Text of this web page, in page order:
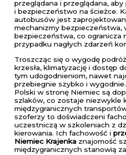
przeglądana i przeglądana,
i bezpieczeństwo na ścieżce.
autobusów jest
mechanizmy bezpieczeństwa,
bezpieczeństwa, co ogranicza
przypadku nagłych zdarzeń
Troszcząc się o wygodę
krzesła, klimatyzację i dostęp
tym udogodnieniom, nawet
przebiegnie szybko i
Polski w stronę Niemiec są
szlaków, co zostaje niezwykle
międzygranicznych
szoferzy to doświadczeni
uczestniczą w szkoleniach z
kierowania. Ich fachowość i
Niemiec Krajenka znajomość
międzygranicznych stanowią